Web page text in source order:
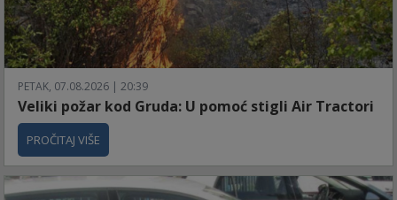
PETAK, 07.08.2026 | 20:39
Veliki požar kod Gruda: U pomoć stigli Air Tractori
PROČITAJ VIŠE